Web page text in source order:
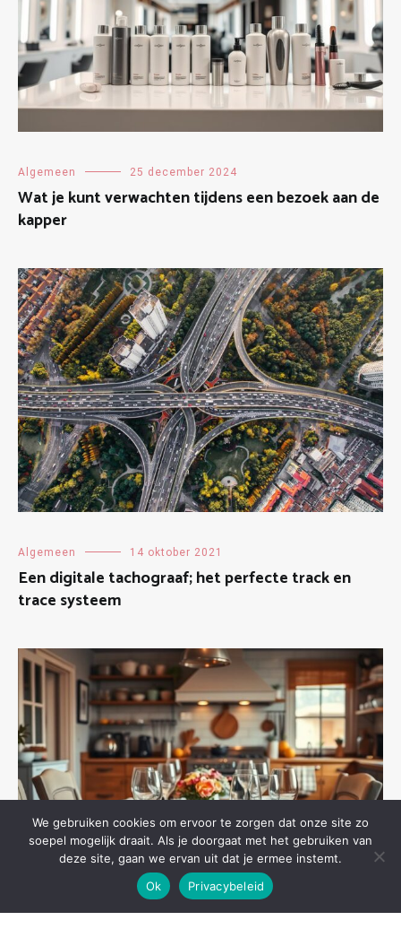
Algemeen 25 december 2024
Wat je kunt verwachten tijdens een bezoek aan de
kapper
Algemeen 14 oktober 2021
Een digitale tachograaf; het perfecte track en
trace systeem
We gebruiken cookies om ervoor te zorgen dat onze site zo
soepel mogelijk draait. Als je doorgaat met het gebruiken van
deze site, gaan we ervan uit dat je ermee instemt.
Ok
Privacybeleid